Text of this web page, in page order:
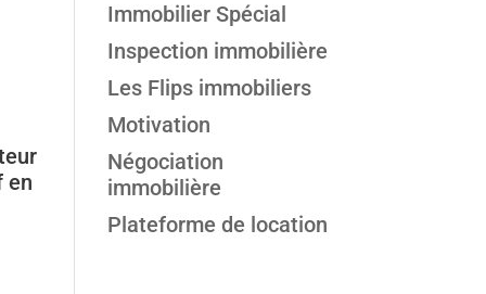
en
Immobilier Spécial
Inspection immobilière
Les Flips immobiliers
Motivation
Négociation
immobilière
Plateforme de location